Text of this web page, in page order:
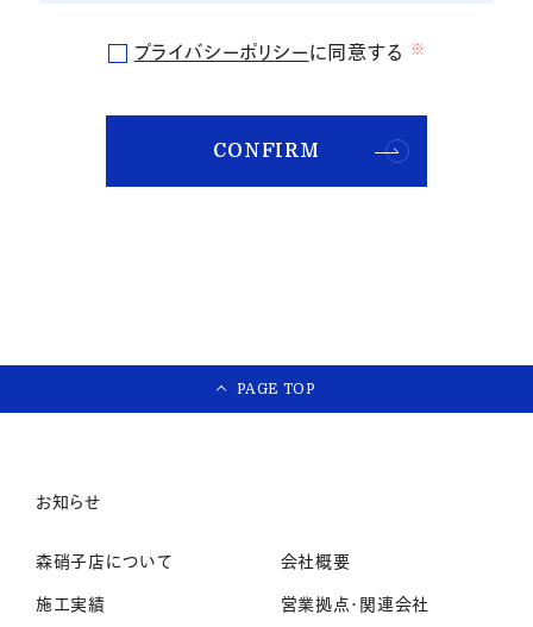
プライバシーポリシーに同意する ※
CONFIRM
PAGE TOP
お知らせ
森硝子店について
施工実績
会社概要
営業拠点・関連会社